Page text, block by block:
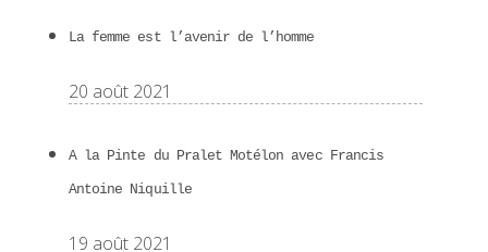
La femme est l’avenir de l’homme
20 août 2021
A la Pinte du Pralet Motélon avec Francis
Antoine Niquille
19 août 2021